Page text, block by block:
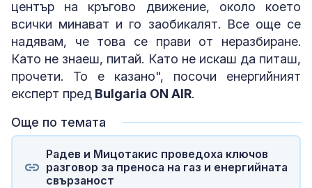
център на кръгово движение, около което
всички минават и го заобикалят. Все още се
надявам, че това се прави от неразбиране.
Като не знаеш, питай. Като не искаш да питаш,
прочети. То е казано", посочи енергийният
експерт пред Bulgaria ON AIR.
Още по темата
Радев и Мицотакис проведоха ключов
разговор за преноса на газ и енергийната
свързаност